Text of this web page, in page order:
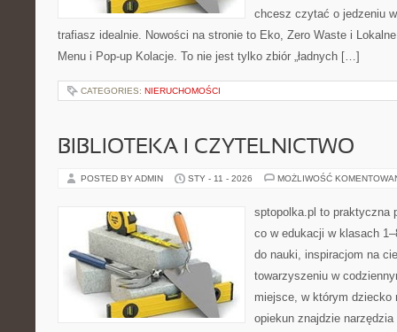
chcesz czytać o jedzeniu
trafiasz idealnie. Nowości na stronie to Eko, Zero Waste i
Menu i Pop-up Kolacje. To nie jest tylko zbiór „ładnych […]
CATEGORIES: NIERUCHOMOŚCI
BIBLIOTEKA I CZYTELNICTWO
POSTED BY ADMIN STY - 11 - 2026 MOŻLIWOŚĆ
sptopolka.pl to praktyczna
co w edukacji w klasach
do nauki, inspiracjom na
towarzyszeniu w
miejsce, w którym dziecko
opiekun znajdzie